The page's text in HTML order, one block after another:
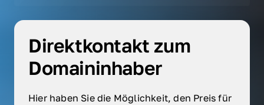
Direktkontakt zum
Domaininhaber
Hier haben Sie die Möglichkeit, den Preis für